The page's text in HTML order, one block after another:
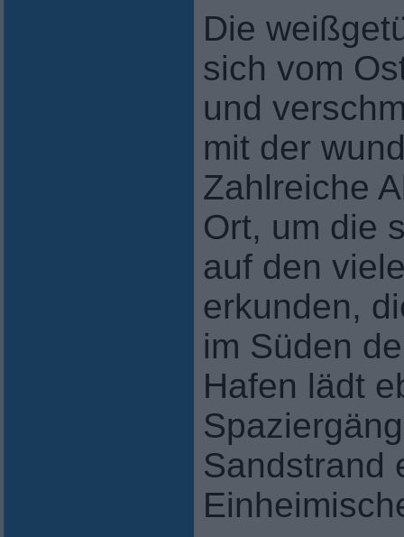
Die
sich vom
und
mit der
Zahlreiche
Ort, um die
auf den
erkunden,
im Süden
Hafen lädt
Sandstrand